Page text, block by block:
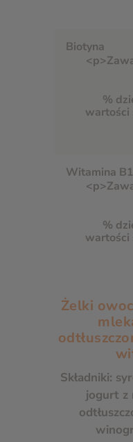
Biotyna
Witamina
Żelki
Składniki:
jogurt z